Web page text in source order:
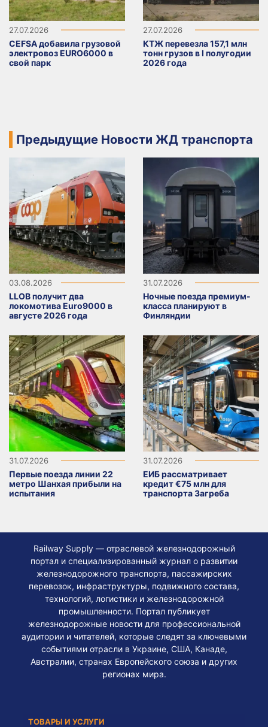
27.07.2026
CEFSA добавила грузовой
электровоз EURO6000 в
свой парк
27.07.2026
КТЖ перевезла 157,1 млн
тонн грузов в I полугодии
2026 года
Предыдущие Новости ЖД транспорта
03.08.2026
LLOB получит два
локомотива Euro9000 в
августе 2026 года
31.07.2026
Ночные поезда премиум-
класса планируют в
Финляндии
31.07.2026
Первые поезда линии 22
метро Шанхая прибыли на
испытания
31.07.2026
ЕИБ рассматривает
кредит €75 млн для
транспорта Загреба
Railway Supply — отраслевой железнодорожный
портал и специализированный журнал о развитии
железнодорожного транспорта, пассажирских
перевозок, инфраструктуры, подвижного состава,
технологий, логистики и железнодорожной
промышленности. Портал публикует
железнодорожные новости для профессиональной
аудитории и читателей, которые следят за ключевыми
событиями отрасли в Украине, США, Канаде,
Австралии, странах Европейского союза и других
регионах мира.
ТОВАРЫ И УСЛУГИ